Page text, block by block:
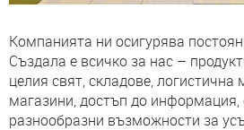
Компанията ни осигурява
Създала е всичко за нас –
целия свят, складове,
магазини, достъп до информация,
разнообразни възможности за